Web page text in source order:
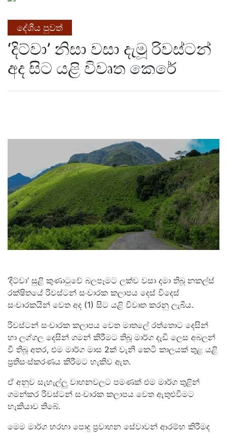
දේශීය පුවත්
‘දිට්වා’ නිසා වසා දැමූ රිවස්ටන්
අද සිට යළි විවෘත කෙරේ
‘දිට්වා’ සුළි කුණාටුවේ බලපෑමට ලක්ව වසා දමා තිබූ නකල්ස්
රක්ෂිතයේ රිවස්ටන් සංචාරක කලාපය දෙස් විදෙස්
සංචාරකයින් වෙත අද (1) සිට යළි විවෘත කරනු ලැබීය.
රිවස්ටන් සංචාරක කලාපය වෙත මාතලේ රත්තොට දෙසින්
හා ලග්ගල දෙසින් ගමන් කිරීමට තිබූ මාර්ග දැඩි ලෙස අබලන්
වී තිබූ අතර, එම මාර්ග මාස 2ක් වැනි කෙටි කාලයක් තුළ යළි
ප්‍රතිසංස්කරණය කිරීමට හැකිව ඇත.
ඒ අනුව සැහැල්ලු වාහනවලට පමණක් එම මාර්ග තුළින්
ගමන්කර රිවස්ටන් සංචාරක කලාපය වෙත ඇතුළුවීමට
හැකියාව තිබේ.
මෙම මාර්ග හරහා පොදු ප්‍රවාහන සේවාවන් ආරම්භ කිරීමද